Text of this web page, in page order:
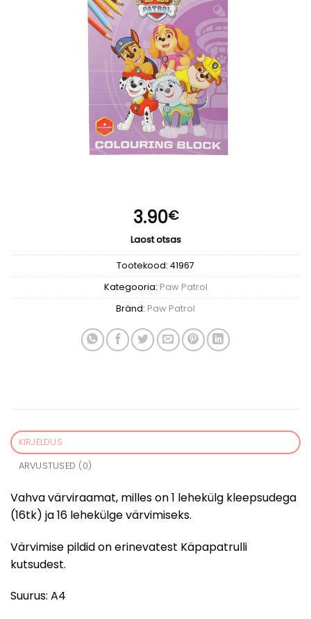
3.90€
Laost otsas
Tootekood: 41967
Kategooria: Paw Patrol
Bränd: Paw Patrol
KIRJELDUS
ARVUSTUSED (0)
Vahva värviraamat, milles on 1 lehekülg kleepsudega
(16tk) ja 16 lehekülge värvimiseks.
Värvimise pildid on erinevatest Käpapatrulli
kutsudest.
Suurus: A4